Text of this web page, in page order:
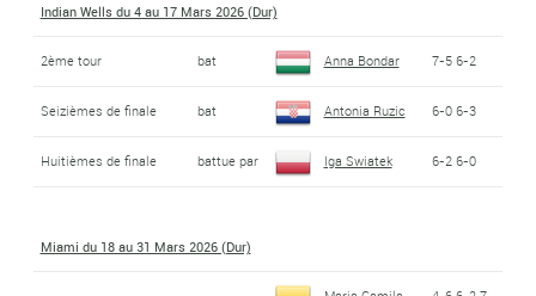
Indian Wells du 4 au 17 Mars 2026 (Dur)
2ème tour bat Anna Bondar 7-5 6-2
Seizièmes de finale bat Antonia Ruzic 6-0 6-3
Huitièmes de finale battue par Iga Swiatek 6-2 6-0
Miami du 18 au 31 Mars 2026 (Dur)